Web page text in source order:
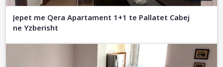
Jepet me Qera Apartament 1+1 te Pallatet Cabej
ne Yzberisht